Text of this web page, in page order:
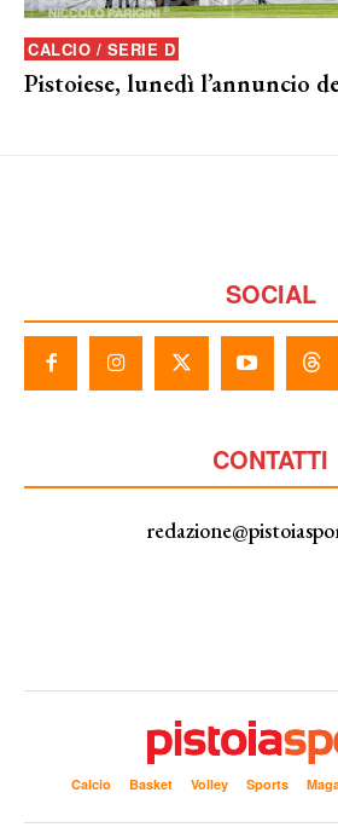
CALCIO / SERIE D
Pistoiese, lunedì l’annuncio
SOCIAL
CONTATTI
Calcio Basket Volley Sports